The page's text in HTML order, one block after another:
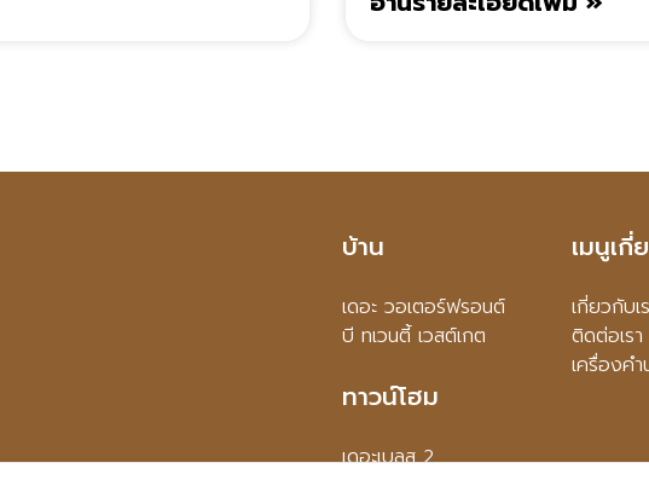
บ้าน
เดอะ วอเตอร์ฟรอนต์
บี ทเวนตี้ เวสต์เกต
ทาวน์โฮม
เดอะเบลส 2
เมนูเกี่
เกี่ยวกับเ
ติดต่อเรา
เครื่องค